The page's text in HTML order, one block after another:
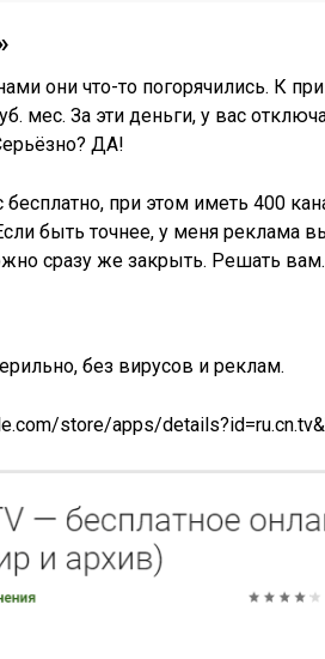
они что-то погорячились. К
мес. За эти деньги, у вас
ДА!
при этом иметь 400
быть точнее, у меня реклама
сразу же закрыть. Решать
без вирусов и реклам.
store/apps/